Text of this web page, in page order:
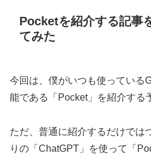
Pocketを紹介する記事
てみた
今回は、僕がいつも使っている
能である「Pocket」を紹介する
ただ、普通に紹介するだけでは
りの「ChatGPT」を使って「